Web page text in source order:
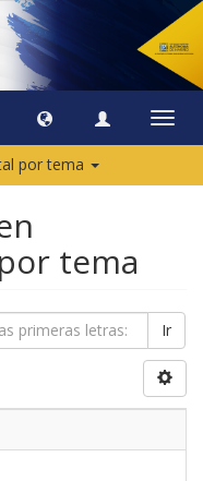
por tema
tema
Ir